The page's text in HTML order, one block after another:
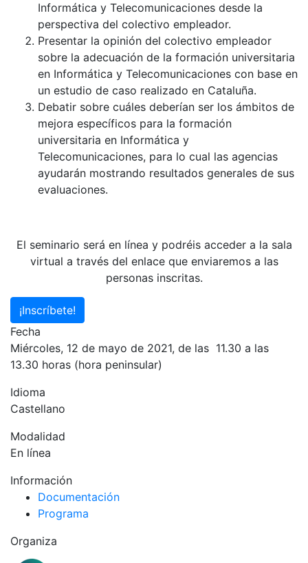
Informática y Telecomunicaciones desde la
perspectiva del colectivo empleador.
Presentar la opinión del colectivo empleador
sobre la adecuación de la formación universitaria
en Informática y Telecomunicaciones con base en
un estudio de caso realizado en Cataluña.
Debatir sobre cuáles deberían ser los ámbitos de
mejora específicos para la formación
universitaria en Informática y
Telecomunicaciones, para lo cual las agencias
ayudarán mostrando resultados generales de sus
evaluaciones.
El seminario será en línea y podréis acceder a la sala
virtual a través del enlace que enviaremos a las
personas inscritas.
¡Inscríbete!
Fecha
Miércoles, 12 de mayo de 2021, de las 11.30 a las
13.30 horas (hora peninsular)
Idioma
Castellano
Modalidad
En línea
Información
Documentación
Programa
Organiza